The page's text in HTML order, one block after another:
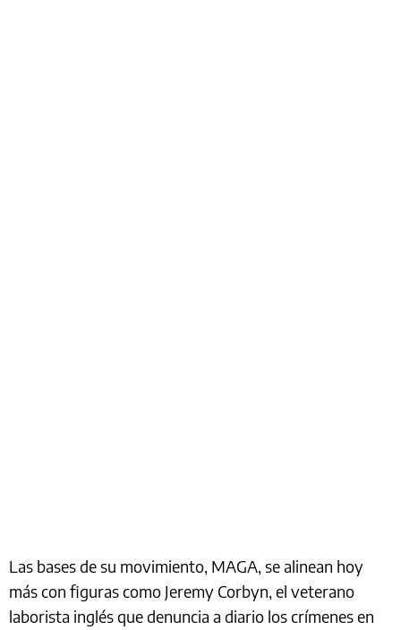
Las bases de su movimiento, MAGA, se alinean hoy
más con figuras como Jeremy Corbyn, el veterano
laborista inglés que denuncia a diario los crímenes en